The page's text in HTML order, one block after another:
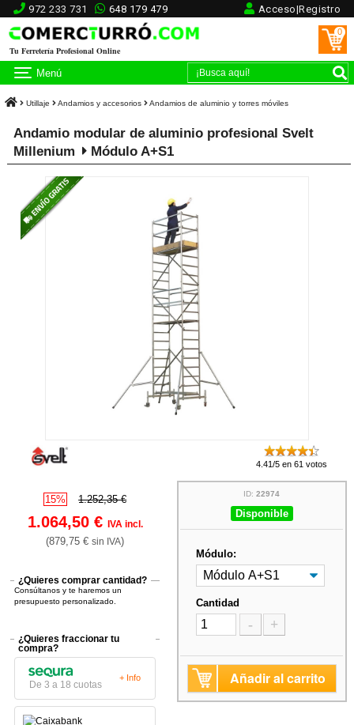
972 233 731 648 179 479 Acceso|Registro
Tu Ferretería Profesional Online
0
Menú
Utillaje Andamios y accesorios Andamios de aluminio y torres móviles
Andamio modular de aluminio profesional Svelt
Millenium
Módulo A+S1
4.41/5 en 61 votos
15% 1.252,35 €
1.064,50 € IVA incl.
(879,75 €sin IVA)
¿Quieres comprar cantidad?
Consúltanos y te haremos un
presupuesto personalizado.
¿Quieres fraccionar tu
compra?
De 3 a 18 cuotas
+ Info
ID:22974
Disponible
Módulo:
Cantidad
- +
Añadir al carrito